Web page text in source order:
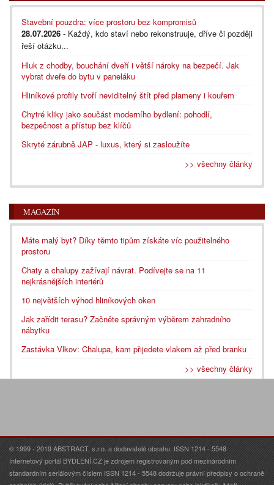
Stavební pouzdra: více prostoru bez kompromisů
28.07.2026 - Každý, kdo staví nebo rekonstruuje, dříve či později
řeší otázku...
Hluk z chodby, bouchání dveří i větší nároky na bezpečí. Jak
vybrat dveře do bytu v paneláku
Hliníkové profily tvoří neviditelný štít před plameny i kouřem
Chytré kliky jako součást moderního bydlení: pohodlí,
bezpečnost a přístup bez klíčů
Skryté zárubně JAP - luxus, který si zasloužíte
>> všechny články
MAGAZÍN
Máte malý byt? Díky těmto tipům získáte víc použitelného
prostoru
Chaty a chalupy zažívají návrat. Podívejte se na 11
nejkrásnějších interiérů
10 největších výhod hliníkových oken
Jak zařídit terasu? Začněte správným výběrem zahradního
nábytku
Zastávka Vlkov: Chalupa, kam přijedete vlakem až před branku
>> všechny články
© 1999 - 2019 ABSTRACT, s.r.o. a dodavatelé obsahu. ISSN 1214 - 5548
Internetový portál BYDLENÍ.CZ je zdrojem registrovaným pod mezinárodním
standardním seriálovým číslem ISSN 1214 - 5548 dodržuje právní předpisy o ochraně